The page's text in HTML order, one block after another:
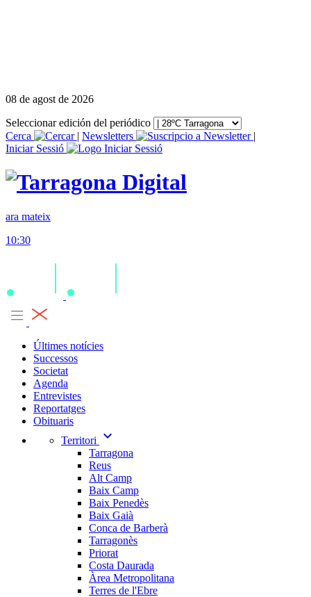
08 de agost de 2026
Seleccionar edición del periódico
Cerca
| Newsletters
|
Iniciar Sessió
ara mateix
10:30
Últimes notícies
Successos
Societat
Agenda
Entrevistes
Reportatges
Obituaris
Territori
expand_more
Tarragona
Reus
Alt Camp
Baix Camp
Baix Penedès
Baix Gaià
Conca de Barberà
Tarragonès
Priorat
Costa Daurada
Àrea Metropolitana
Terres de l'Ebre